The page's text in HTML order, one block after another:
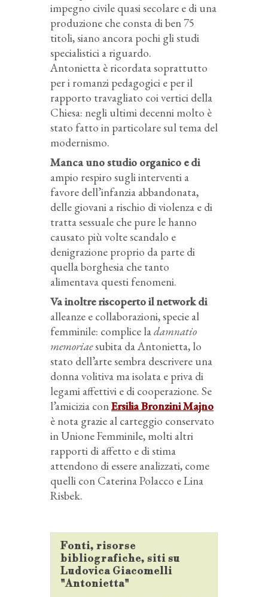
impegno civile quasi secolare e di una
produzione che consta di ben 75
titoli, siano ancora pochi gli studi
specialistici a riguardo.
Antonietta è ricordata soprattutto
per i romanzi pedagogici e per il
rapporto travagliato coi vertici della
Chiesa: negli ultimi decenni molto è
stato fatto in particolare sul tema del
modernismo.
Manca uno studio organico e di
ampio respiro sugli interventi a
favore dell’infanzia abbandonata,
delle giovani a rischio di violenza e di
tratta sessuale che pure le hanno
causato più volte scandalo e
denigrazione proprio da parte di
quella borghesia che tanto
alimentava questi fenomeni.
Va inoltre riscoperto il network di
alleanze e collaborazioni, specie al
femminile: complice ladamnatio
memoriaesubita da Antonietta, lo
stato dell’arte sembra descrivere una
donna volitiva ma isolata e priva di
legami affettivi e di cooperazione. Se
l’amicizia conErsilia Bronzini Majno
è nota grazie al carteggio conservato
in Unione Femminile, molti altri
rapporti di affetto e di stima
attendono di essere analizzati, come
quelli con Caterina Polacco e Lina
Risbek.
Fonti, risorse
bibliografiche, siti su
Ludovica Giacomelli
"Antonietta"